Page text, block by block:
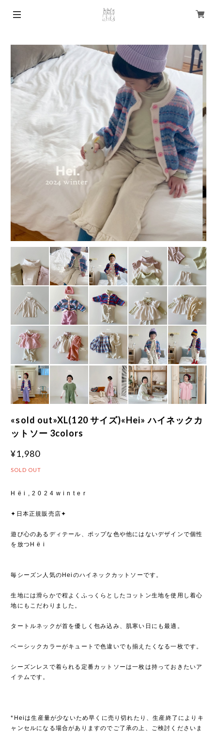
«sold out»XL(120 サイズ)«Hei» ハイネックカ
ットソー 3colors
¥1,980
SOLD OUT
H ë i , 2 0 2 4 w i n t e r
✦日本正規販売店✦
遊び心のあるディテール、ポップな色や他にはないデザインで個性
を放つH ë i
毎シーズン人気のHeiのハイネックカットソーです。
生地には滑らかで程よくふっくらとしたコットン生地を使用し着心
地にもこだわりました。
タートルネックが首を優しく包み込み、肌寒い日にも最適。
ベーシックカラーがキュートで色違いでも揃えたくなる一枚です。
シーズンレスで着られる定番カットソーは一枚は持っておきたいア
イテムです。
*Heiは生産量が少ないため早くに売り切れたり、生産終了によりキ
ャンセルになる場合がありますのでご了承の上、ご検討くださいま